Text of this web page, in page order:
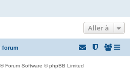
Aller à
forum
® Forum Software © phpBB Limited